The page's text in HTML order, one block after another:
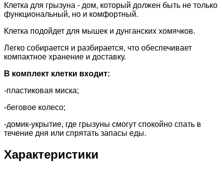
Клетка для грызуна - дом, который должен быть не только
функциональный, но и комфортный.
Клетка подойдет для мышек и дунганских хомячков.
Легко собирается и разбирается, что обеспечивает
компактное хранение и доставку.
В комплект клетки входит:
-пластиковая миска;
-беговое колесо;
-домик-укрытие, где грызуны смогут спокойно спать в
течение дня или спрятать запасы еды.
Характеристики